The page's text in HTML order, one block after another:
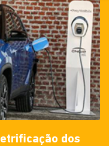
dos